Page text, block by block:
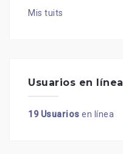
Mis tuits
Usuarios en línea
19 Usuarios en línea